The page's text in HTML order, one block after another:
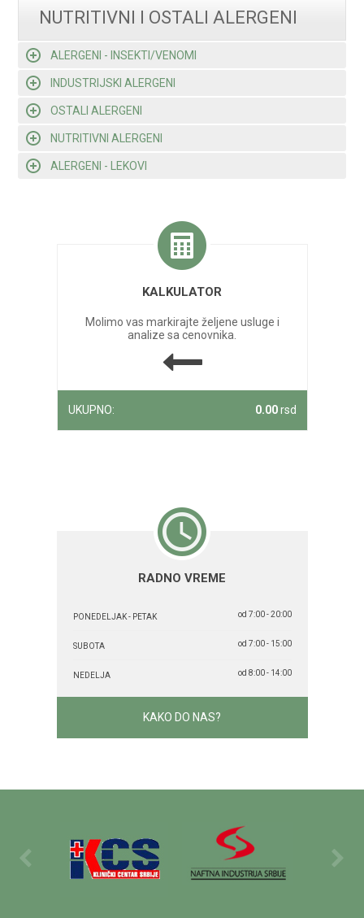
NUTRITIVNI I OSTALI ALERGENI
ALERGENI - INSEKTI/VENOMI
INDUSTRIJSKI ALERGENI
OSTALI ALERGENI
NUTRITIVNI ALERGENI
ALERGENI - LEKOVI
KALKULATOR
Molimo vas markirajte željene usluge i
analize sa cenovnika.
UKUPNO: 0.00rsd
RADNO VREME
PONEDELJAK - PETAK od 7:00 - 20:00
SUBOTA od 7:00 - 15:00
NEDELJA od 8:00 - 14:00
KAKO DO NAS?